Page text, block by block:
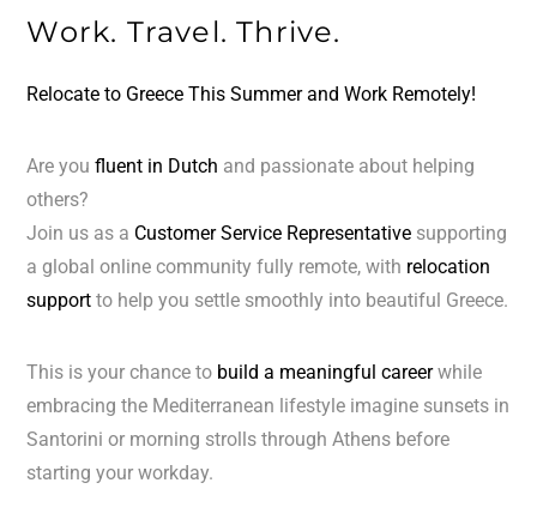
Work. Travel. Thrive.
Relocate to Greece This Summer and Work Remotely!
Are youfluent in Dutch and passionate about helping
others?
Join us as a Customer Service Representative supporting
a global online community fully remote, with relocation
support to help you settle smoothly into beautiful Greece.
This is your chance to build a meaningful careerwhile
embracing the Mediterranean lifestyle imagine sunsets in
Santorini or morning strolls through Athens before
starting your workday.